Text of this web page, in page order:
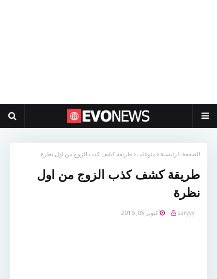
الصفحة الرئيسية منوعات طريقة كشف كذب الزوج من اول نظرة
طريقة كشف كذب الزوج من اول
نظرة
saryyy أكتوبر 05, 2016